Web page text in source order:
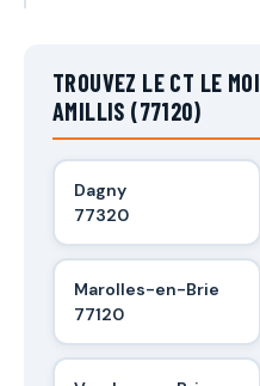
TROUVEZ LE CT LE
AMILLIS (77120)
Dagny
77320
Marolles-en-Brie
77120